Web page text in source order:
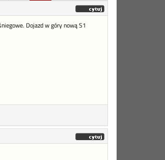
Dojazd w góry nową S1